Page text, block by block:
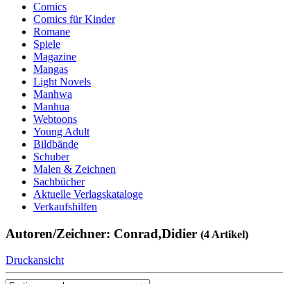
Comics
Comics für Kinder
Romane
Spiele
Magazine
Mangas
Light Novels
Manhwa
Manhua
Webtoons
Young Adult
Bildbände
Schuber
Malen & Zeichnen
Sachbücher
Aktuelle Verlagskataloge
Verkaufshilfen
Autoren/Zeichner: Conrad,Didier (4 Artikel)
Druckansicht